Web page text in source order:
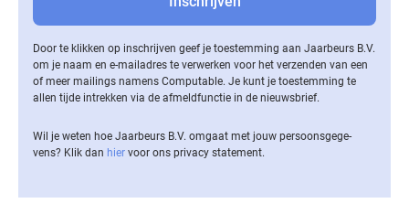
Door te klikken op inschrijven geef je toestemming aan Jaarbeurs B.V.
om je naam en e-mailadres te verwerken voor het verzenden van een
of meer mailings namens Computable. Je kunt je toestemming te
allen tijde intrekken via de af­meld­func­tie in de nieuwsbrief.
Wil je weten hoe Jaarbeurs B.V. omgaat met jouw per­soons­ge­ge­
vens? Klik dan hier voor ons privacy statement.